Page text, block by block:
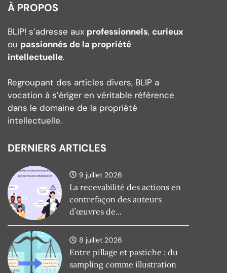
À PROPOS
BLIP! s’adresse aux professionnels, curieux
ou passionnés de la propriété
intellectuelle.
Regroupant des articles divers, BLIP a
vocation à s’ériger en véritable référence
dans le domaine de la propriété
intellectuelle.
DERNIERS ARTICLES
9 juillet 2026
La recevabilité des actions en
contrefaçon des auteurs
d’œuvres de...
8 juillet 2026
Entre pillage et pastiche : du
sampling comme illustration